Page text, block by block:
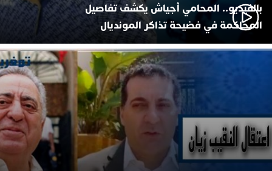
بالفيديو.. المحامي أجياش يكشف تفاصيل
المحاكمة في فضيحة تذاكر المونديال